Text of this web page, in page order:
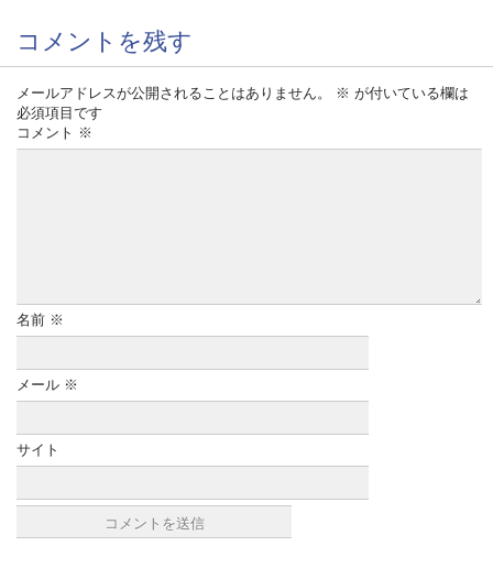
コメントを残す
メールアドレスが公開されることはありません。 ※ が付いている欄は
必須項目です
コメント ※
名前 ※
メール ※
サイト